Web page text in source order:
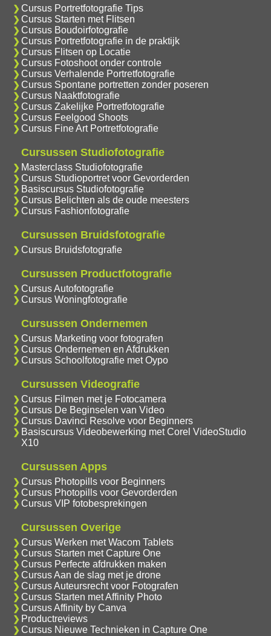
Cursus Portretfotografie Tips
Cursus Starten met Flitsen
Cursus Boudoirfotografie
Cursus Portretfotografie in de praktijk
Cursus Flitsen op Locatie
Cursus Fotoshoot onder controle
Cursus Verhalende Portretfotografie
Cursus Spontane portretten zonder poseren
Cursus Naaktfotografie
Cursus Zakelijke Portretfotografie
Cursus Feelgood Shoots
Cursus Fine Art Portretfotografie
Cursussen Studiofotografie
Masterclass Studiofotografie
Cursus Studioportret voor Gevorderden
Basiscursus Studiofotografie
Cursus Belichten als de oude meesters
Cursus Fashionfotografie
Cursussen Bruidsfotografie
Cursus Bruidsfotografie
Cursussen Productfotografie
Cursus Autofotografie
Cursus Woningfotografie
Cursussen Ondernemen
Cursus Marketing voor fotografen
Cursus Ondernemen en Afdrukken
Cursus Schoolfotografie met Oypo
Cursussen Videografie
Cursus Filmen met je Fotocamera
Cursus De Beginselen van Video
Cursus Davinci Resolve voor Beginners
Basiscursus Videobewerking met Corel VideoStudio
X10
Cursussen Apps
Cursus Photopills voor Beginners
Cursus Photopills voor Gevorderden
Cursus VIP fotobesprekingen
Cursussen Overige
Cursus Werken met Wacom Tablets
Cursus Starten met Capture One
Cursus Perfecte afdrukken maken
Cursus Aan de slag met je drone
Cursus Auteursrecht voor Fotografen
Cursus Starten met Affinity Photo
Cursus Affinity by Canva
Productreviews
Cursus Nieuwe Technieken in Capture One